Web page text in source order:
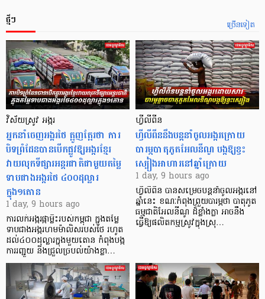
ច្រើនទៀត
ថ្មីៗ
វិស័យស្រូវ អង្ករ
អ្នកនាំចេញអង្ករថៃ ត្អូញត្អែរថា ការ
បិទព្រំដែនបានបើកផ្លូវឱ្យអង្ករខ្មែរ
វាយលុកទីផ្សារអន្តរជាតិជាមួយតម្លៃ
ទាបជាងអង្ករថៃ ៤០០ដុល្លារ
ក្នុង១តោន
1 day, 9 hours ago
ការលក់អង្ករផ្កាម្លិះរបស់កម្ពុជា ក្នុងតម្លៃ
ទាបជាងអង្ករហមម៉ាលិសរបស់ថៃ រហូត
ដល់៤០០ដុល្លារក្នុងមួយតោន កំពុងបង្ក
ការរញ្ជួយ និងជ្រួលច្របល់យ៉ាងខ្លា…
ហ្វីលីពីន
ហ្វីលីពីននឹងបន្តនាំចូលអង្ករក្រោយ
បារម្ភបាតុភូតអែលនីណូ បង្កឱ្យខ្វះ
ស្បៀងអាហារនៅឆ្នាំក្រោយ
1 day, 9 hours ago
ហ្វីលីពីន បាន​សម្រេចបន្តនាំចូលអង្ករនៅ
ឆ្នាំនេះ ខណៈកំពុងព្រួយបារម្ភថា បាតុភូត
ធម្មជាតិអែលនីណូ ដ៏ខ្លាំងក្លា​ អាចនឹង
ធ្វើឱ្យផលិតកម្មស្រូវក្នុងស្រុ…